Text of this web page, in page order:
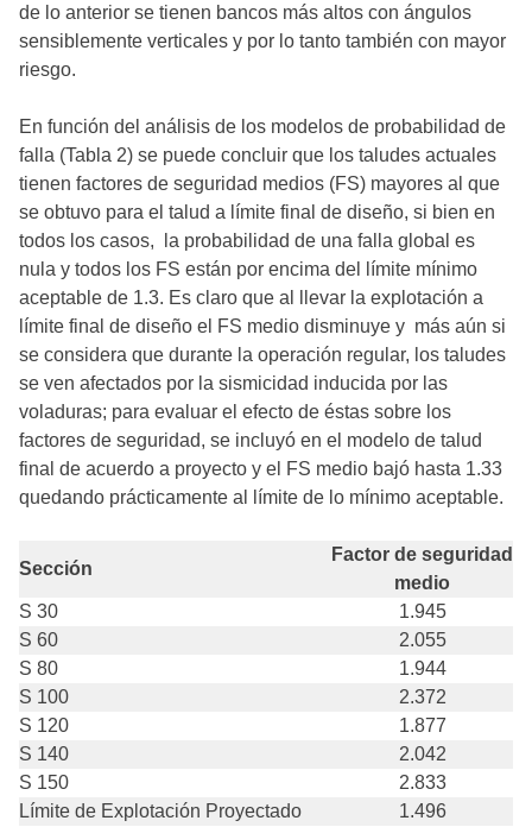
de lo anterior se tienen bancos más altos con ángulos
sensiblemente verticales y por lo tanto también con mayor
riesgo.
En función del análisis de los modelos de probabilidad de
falla (Tabla 2) se puede concluir que los taludes actuales
tienen factores de seguridad medios (FS) mayores al que
se obtuvo para el talud a límite final de diseño, si bien en
todos los casos, la probabilidad de una falla global es
nula y todos los FS están por encima del límite mínimo
aceptable de 1.3. Es claro que al llevar la explotación a
límite final de diseño el FS medio disminuye y más aún si
se considera que durante la operación regular, los taludes
se ven afectados por la sismicidad inducida por las
voladuras; para evaluar el efecto de éstas sobre los
factores de seguridad, se incluyó en el modelo de talud
final de acuerdo a proyecto y el FS medio bajó hasta 1.33
quedando prácticamente al límite de lo mínimo aceptable.
Sección
Factor de seguridad
medio
S 30
1.945
S 60
2.055
S 80
1.944
S 100
2.372
S 120
1.877
S 140
2.042
S 150
2.833
Límite de Explotación Proyectado
1.496